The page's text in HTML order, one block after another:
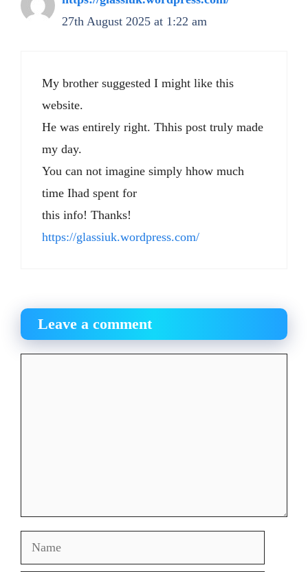
27th August 2025 at 1:22 am
My brother suggested I might like this
website.
He was entirely right. Thhis post truly made
my day.
You can not imagine simply hhow much
time Ihad spent for
this info! Thanks!
https://glassiuk.wordpress.com/
Leave a comment
Name